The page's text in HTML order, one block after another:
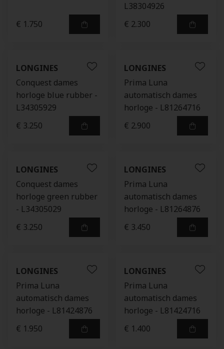
€ 1.750
L38304926
€ 2.300
LONGINES
Conquest dames
horloge blue rubber -
L34305929
€ 3.250
LONGINES
Prima Luna
automatisch dames
horloge - L81264716
€ 2.900
LONGINES
Conquest dames
horloge green rubber
- L34305029
€ 3.250
LONGINES
Prima Luna
automatisch dames
horloge - L81264876
€ 3.450
LONGINES
Prima Luna
automatisch dames
horloge - L81424876
€ 1.950
LONGINES
Prima Luna
automatisch dames
horloge - L81424716
€ 1.400